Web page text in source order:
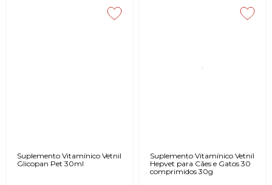
Suplemento Vitamínico Vetnil
Glicopan Pet 30ml
Suplemento Vitamínico Vetnil
Hepvet para Cães e Gatos 30
comprimidos 30g